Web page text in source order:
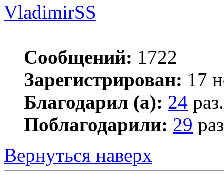
VladimirSS
Сообщений: 1722
Зарегистрирован: 17
Благодарил (а): 24 раз.
Поблагодарили: 29
Вернуться наверх